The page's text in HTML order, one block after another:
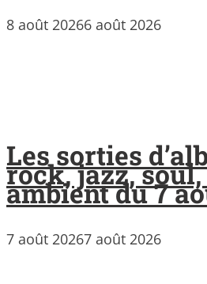
8 août 20266 août 2026
Les sorties
rock, jazz,
ambient du 7
7 août 20267 août 2026